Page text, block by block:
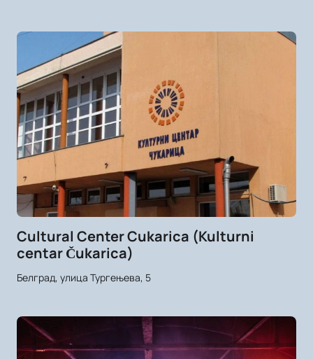
Cultural Center Cukarica (Kulturni
centar Čukarica)
Белград, улица Тургењева, 5